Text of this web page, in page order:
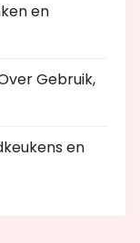
en
Gebruik,
en